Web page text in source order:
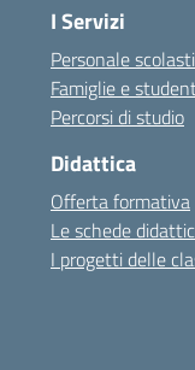
I Servizi
Personale
Famiglie e
Percorsi di studio
Didattica
Offerta formativa
Le schede
I progetti delle